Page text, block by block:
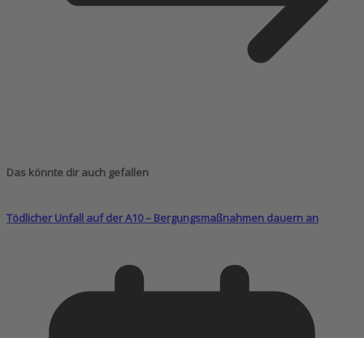
Das könnte dir auch gefallen
Tödlicher Unfall auf der A10 – Bergungsmaßnahmen dauern an